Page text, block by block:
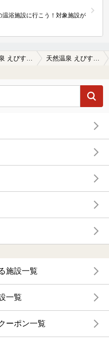
温浴施設に行こう！対象施設が
天然温泉 えびすの湯の口コミ一覧 天然温泉 えびすの湯の口コミ コストパフォーマンス高いです
施設一覧
一覧
ーポン一覧